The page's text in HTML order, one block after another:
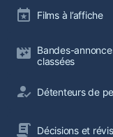
Films à l’affiche
Bandes-
classées
Détenteurs de
Décisions et